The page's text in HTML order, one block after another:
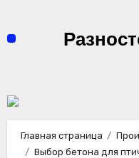
содержимому
Главная страница
Выбор бетона для